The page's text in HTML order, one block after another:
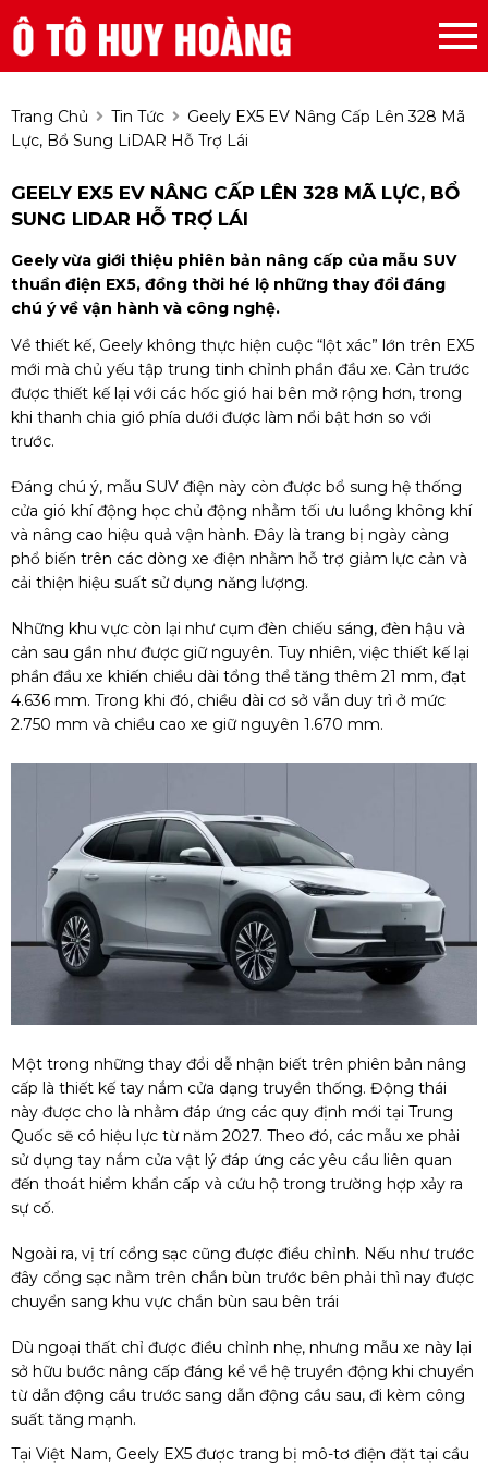
Trang Chủ Tin Tức
Geely EX5 EV Nâng Cấp Lên 328 Mã
Lực, Bổ Sung LiDAR Hỗ Trợ Lái
GEELY EX5 EV NÂNG CẤP LÊN 328 MÃ LỰC, BỔ
SUNG LIDAR HỖ TRỢ LÁI
Geely vừa giới thiệu phiên bản nâng cấp của mẫu SUV
thuần điện EX5, đồng thời hé lộ những thay đổi đáng
chú ý về vận hành và công nghệ.
Về thiết kế, Geely không thực hiện cuộc “lột xác” lớn trên EX5
mới mà chủ yếu tập trung tinh chỉnh phần đầu xe. Cản trước
được thiết kế lại với các hốc gió hai bên mở rộng hơn, trong
khi thanh chia gió phía dưới được làm nổi bật hơn so với
trước.
Đáng chú ý, mẫu SUV điện này còn được bổ sung hệ thống
cửa gió khí động học chủ động nhằm tối ưu luồng không khí
và nâng cao hiệu quả vận hành. Đây là trang bị ngày càng
phổ biến trên các dòng xe điện nhằm hỗ trợ giảm lực cản và
cải thiện hiệu suất sử dụng năng lượng.
Những khu vực còn lại như cụm đèn chiếu sáng, đèn hậu và
cản sau gần như được giữ nguyên. Tuy nhiên, việc thiết kế lại
phần đầu xe khiến chiều dài tổng thể tăng thêm 21 mm, đạt
4.636 mm. Trong khi đó, chiều dài cơ sở vẫn duy trì ở mức
2.750 mm và chiều cao xe giữ nguyên 1.670 mm.
Một trong những thay đổi dễ nhận biết trên phiên bản nâng
cấp là thiết kế tay nắm cửa dạng truyền thống. Động thái
này được cho là nhằm đáp ứng các quy định mới tại Trung
Quốc sẽ có hiệu lực từ năm 2027. Theo đó, các mẫu xe phải
sử dụng tay nắm cửa vật lý đáp ứng các yêu cầu liên quan
đến thoát hiểm khẩn cấp và cứu hộ trong trường hợp xảy ra
sự cố.
Ngoài ra, vị trí cổng sạc cũng được điều chỉnh. Nếu như trước
đây cổng sạc nằm trên chắn bùn trước bên phải thì nay được
chuyển sang khu vực chắn bùn sau bên trái
Dù ngoại thất chỉ được điều chỉnh nhẹ, nhưng mẫu xe này lại
sở hữu bước nâng cấp đáng kể về hệ truyền động khi chuyển
từ dẫn động cầu trước sang dẫn động cầu sau, đi kèm công
suất tăng mạnh.
Tại Việt Nam, Geely EX5 được trang bị mô-tơ điện đặt tại cầu